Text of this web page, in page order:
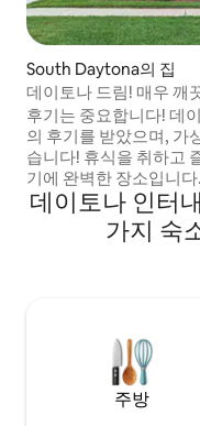
South Daytona의 집
데이토나 드림! 매우 깨
습니다!
후기는 중요합니다! 데
의 후기를 받았으며, 가
습니다! 휴식을 취하고
기에 완벽한 장소입니
에 있으며, 스피드웨이
니다! 조용하고 안전하
에 있습니다. 2베드룸 숙소는 매 숙박 후 철
자, 마당 울타리 등이 있
데이토나 인터
가지 숙
주방